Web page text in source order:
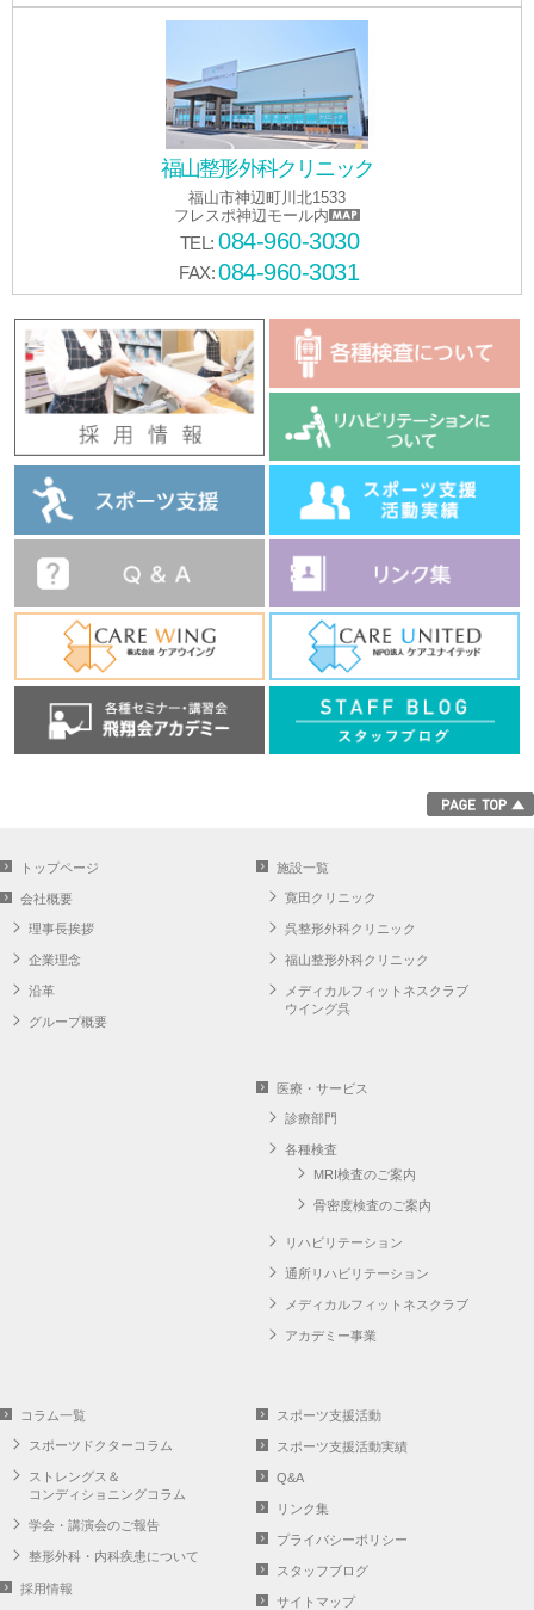
福山整形外科クリニック
福山市神辺町川北1533
フレスポ神辺モール内
TEL: 084-960-3030
FAX:084-960-3031
トップページ
会社概要
理事長挨拶
企業理念
沿革
グループ概要
施設一覧
寛田クリニック
呉整形外科クリニック
福山整形外科クリニック
メディカルフィットネスクラブ
ウイング呉
医療・サービス
診療部門
各種検査
MRI検査のご案内
骨密度検査のご案内
リハビリテーション
通所リハビリテーション
メディカルフィットネスクラブ
アカデミー事業
コラム一覧
スポーツドクターコラム
ストレングス＆
コンディショニングコラム
学会・講演会のご報告
整形外科・内科疾患について
採用情報
スポーツ支援活動
スポーツ支援活動実績
Q&A
リンク集
プライバシーポリシー
スタッフブログ
サイトマップ